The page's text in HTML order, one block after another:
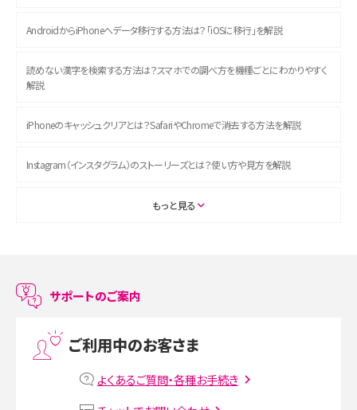
AndroidからiPhoneへデータ移行する方法は？「iOSに移行」を解説
読めない漢字を検索する方法は？スマホでの調べ方を機種ごとにわかりやすく
解説
iPhoneのキャッシュクリアとは？SafariやChromeで消去する方法を解説
Instagram（インスタグラム）のストーリーズとは？使い方や見方を解説
ASMRとは？初心者向けの代表ジャンルや楽しみ方を解説
LINEで友だちを削除する方法は？方法ごとの影響や復活・復元する方法も解説
MNOとは？MVNOやMVNEとの違いやメリット・デメリットを解説
VPN接続とは？仕組みや必要性、メリット・デメリット、接続方法を解説
もっと見る
サポートのご案内
ご利用中のお客さま
よくあるご質問・各種お手続き